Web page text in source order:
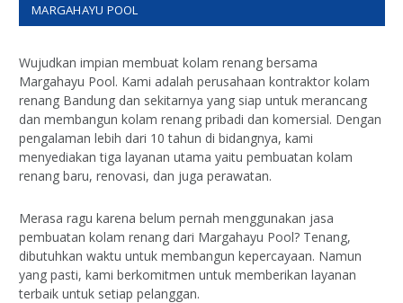
MARGAHAYU POOL
Wujudkan impian membuat kolam renang bersama
Margahayu Pool. Kami adalah perusahaan kontraktor kolam
renang Bandung dan sekitarnya yang siap untuk merancang
dan membangun kolam renang pribadi dan komersial. Dengan
pengalaman lebih dari 10 tahun di bidangnya, kami
menyediakan tiga layanan utama yaitu pembuatan kolam
renang baru, renovasi, dan juga perawatan.
Merasa ragu karena belum pernah menggunakan jasa
pembuatan kolam renang dari Margahayu Pool? Tenang,
dibutuhkan waktu untuk membangun kepercayaan. Namun
yang pasti, kami berkomitmen untuk memberikan layanan
terbaik untuk setiap pelanggan.